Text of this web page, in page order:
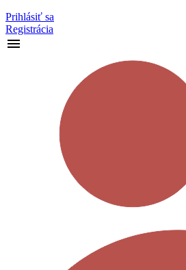
Prihlásiť sa
Registrácia
